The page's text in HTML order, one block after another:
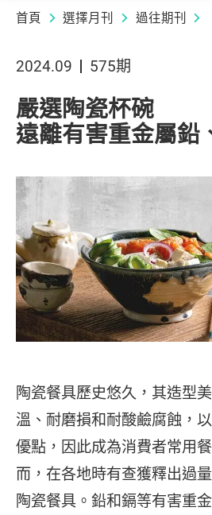
首頁 選擇月刊 過往期刊
2024.09 575期
嚴選陶瓷杯碗
遠離有害重金屬鉛
陶瓷餐具歷史悠久，其造型
溫、耐磨損和耐酸鹼腐蝕，
優點，因此成為消費者常用
而，在各地時有查獲釋出過
陶瓷餐具。鉛和鎘等有害重